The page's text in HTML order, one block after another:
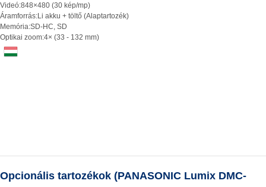
Videó:848×480 (30 kép/mp)
Áramforrás:Li akku + töltő (Alaptartozék)
Memória:SD-HC, SD
Optikai zoom:4× (33 - 132 mm)
Opcionális tartozékok (PANASONIC Lumix DMC-